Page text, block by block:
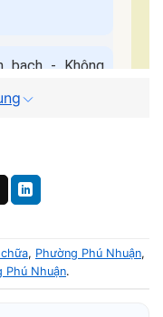
bạch - Không
trong
, Phường Phú Nhuận,
Phú Nhuận.